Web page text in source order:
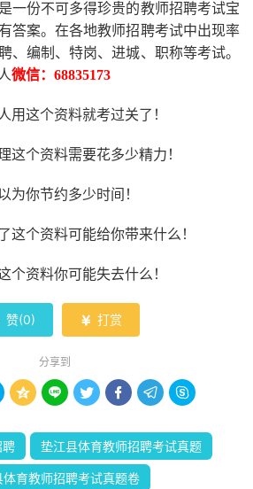
一份不可多得珍贵的教师招聘考试宝
答案。在各地教师招聘考试中出现率
、编制、特岗、进城、职称等考试。
微信： 68835173
这个资料就考过关了！
个资料需要花多少精力 ！
你节约多少时间！
个资料可能给你带来什么！
资料你可能失去什么 ！
赞(0)  打赏
分享到
     
聘 垫江县体育教师招聘考试真题
体育教师招聘考试真题卷